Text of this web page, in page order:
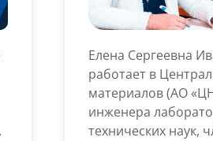
Елена Сергеевна
работает в
материалов (АО
инженера
технических наук,